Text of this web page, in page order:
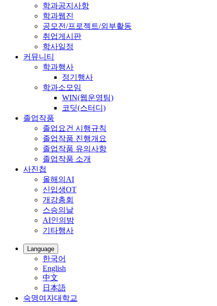
학과공지사항
학과웹진
공모전/프로젝트/외부활동
취업게시판
학사일정
커뮤니티
학과행사
정기행사
학과소모임
WIN(웹운영팀)
코딧(스터디)
졸업작품
졸업요건 시행규칙
졸업작품 진행개요
졸업작품 유의사항
졸업작품 소개
사진첩
올해의AI
신입생OT
개강총회
스승의날
AI인의밤
기타행사
Language
한국어
English
中文
日本語
숙명여자대학교